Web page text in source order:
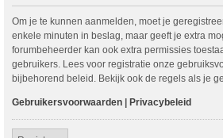
Om je te kunnen aanmelden, moet je
enkele minuten in beslag, maar geeft je extra
forumbeheerder kan ook extra permissies
gebruikers. Lees voor registratie onze
bijbehorend beleid. Bekijk ook de regels als je
Gebruikersvoorwaarden | Privacybeleid